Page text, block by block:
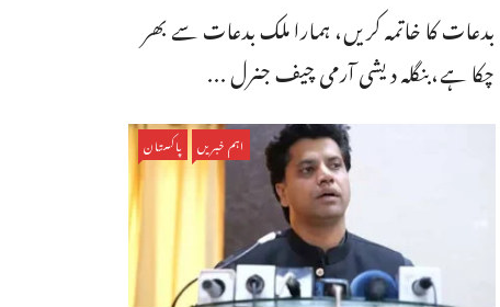
بدعات کا خاتمہ کریں، ہمارا ملک بدعات سے بھر
چکا ہے،بنگله دیشی آرمی چیف جنرل ...
اہم خبریں پاکستان